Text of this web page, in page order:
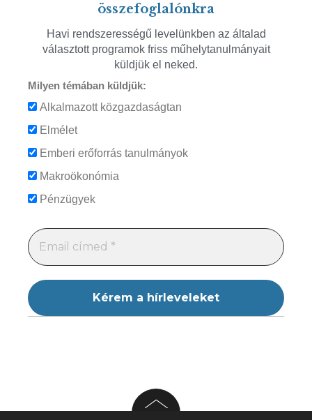
összefoglalónkra
Havi rendszerességű levelünkben az általad
választott programok friss műhelytanulmányait
küldjük el neked.
Milyen témában küldjük:
Alkalmazott közgazdaságtan
Elmélet
Emberi erőforrás tanulmányok
Makroökonómia
Pénzügyek